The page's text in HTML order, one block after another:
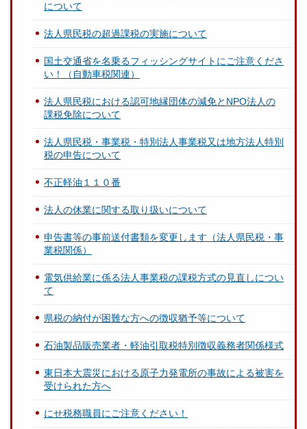
について
法人県民税の超過課税の実施について
国土交通省を名乗るフィッシングサイトにご注意くださ
い！（自動車税関連）
法人県民税における認可地縁団体の減免とNPO法人の
課税免除について
法人県民税・事業税・特別法人事業税又は地方法人特別
税の申告について
不正軽油１１０番
法人の休業に関する取り扱いについて
申告書等の事前送付書類を変更します（法人県民税・事
業税関係）
電気供給業に係る法人事業税の課税方式の見直しについ
て
県税の納付が困難な方への徴収猶予等について
石油製品販売業者・軽油引取税特別徴収義務者関係様式
東日本大震災における原子力発電所の事故による被害を
受けられた方へ
にせ税務職員にご注意ください！